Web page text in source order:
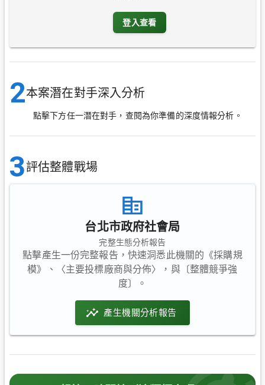
登入查看
2本案潛在對手深入分析
點擊下方任一潛在對手，查閱為你準備的深度情報分析。
3評估整體戰場
台北市政府社會局
完整生態分析報告
點擊產生一份完整報告，快速洞悉此機關的《採購規
模》、〈主要投標廠商與分佈〉，與〔整體競爭強
度〕。
產生機關分析報告